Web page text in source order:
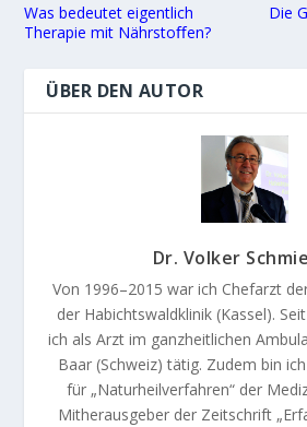
Was bedeutet eigentlich
Therapie mit Nährstoﬀen?
Die
ÜBER DEN AUTOR
Dr. Volker
Von 1996–2015 war ich Chefarzt
der Habichtswaldklinik (Kassel).
ich als Arzt im ganzheitlichen
Baar (Schweiz) tätig. Zudem bin
für „Naturheilverfahren“ der
Mitherausgeber der Zeitschrift